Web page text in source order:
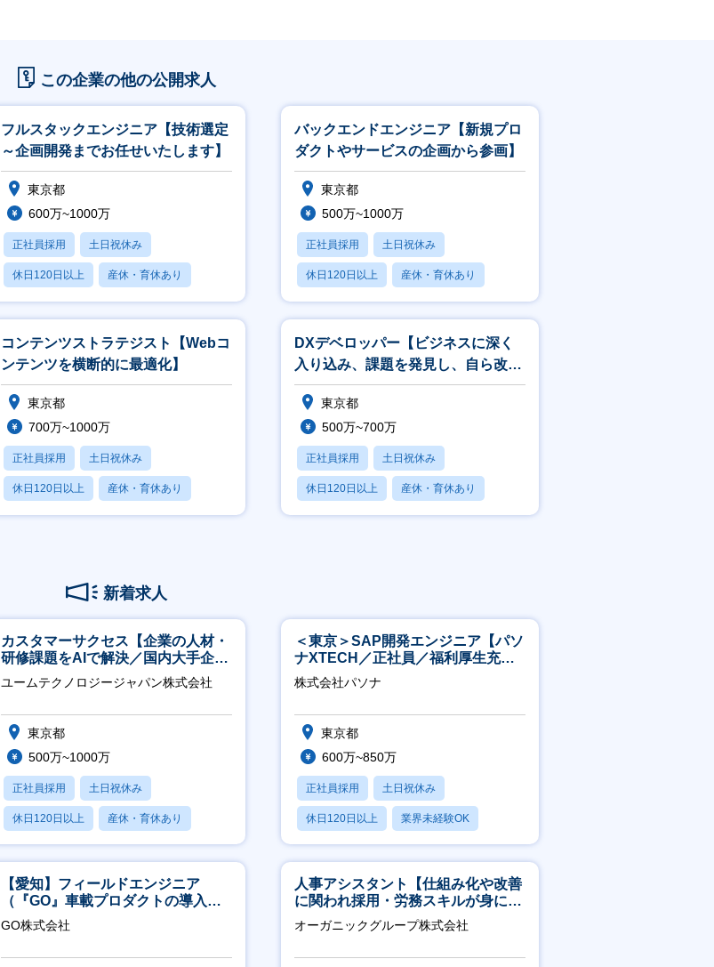
この企業の他の公開求人
フルスタックエンジニア【技術選定
～企画開発までお任せいたします】
東京都
600万~1000万
正社員採用 土日祝休み
休日120日以上 産休・育休あり
賞与あり
バックエンドエンジニア【新規プロ
ダクトやサービスの企画から参画】
東京都
500万~1000万
正社員採用 土日祝休み
休日120日以上 産休・育休あり
賞与あり
コンテンツストラテジスト【Webコ
ンテンツを横断的に最適化】
東京都
700万~1000万
正社員採用 土日祝休み
休日120日以上 産休・育休あり
賞与あり
DXデベロッパー【ビジネスに深く
入り込み、課題を発見し、自ら改
善】
東京都
500万~700万
正社員採用 土日祝休み
休日120日以上 産休・育休あり
賞与あり
新着求人
カスタマーサクセス【企業の人材・
研修課題をAIで解決／国内大手企業
約3万社導入／フレックス可】
ユームテクノロジージャパン株式会社
東京都
500万~1000万
正社員採用 土日祝休み
休日120日以上 産休・育休あり
転勤なし
＜東京＞SAP開発エンジニア【パソ
ナXTECH／正社員／福利厚生充実
◎】
株式会社パソナ
東京都
600万~850万
正社員採用 土日祝休み
休日120日以上 業界未経験OK
産休・育休あり
【愛知】フィールドエンジニア
（『GO』車載プロダクトの導入サ
ポート／年休120日／土日祝休／直
行直帰
GO株式会社
人事アシスタント【仕組み化や改善
に関われ採用・労務スキルが身につ
く環境／年商120億円超の事業会
社】
オーガニックグループ株式会社